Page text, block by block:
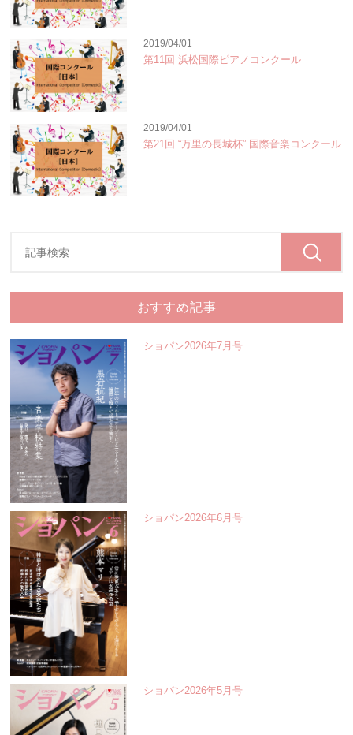
2019/04/01
第11回 浜松国際ピアノコンクール
2019/04/01
第21回 “万里の長城杯” 国際音楽コンクール
おすすめ記事
ショパン2026年7月号
ショパン2026年6月号
ショパン2026年5月号